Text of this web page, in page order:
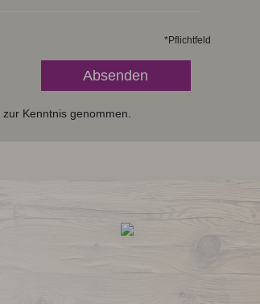
*Pflichtfeld
zur Kenntnis genommen.